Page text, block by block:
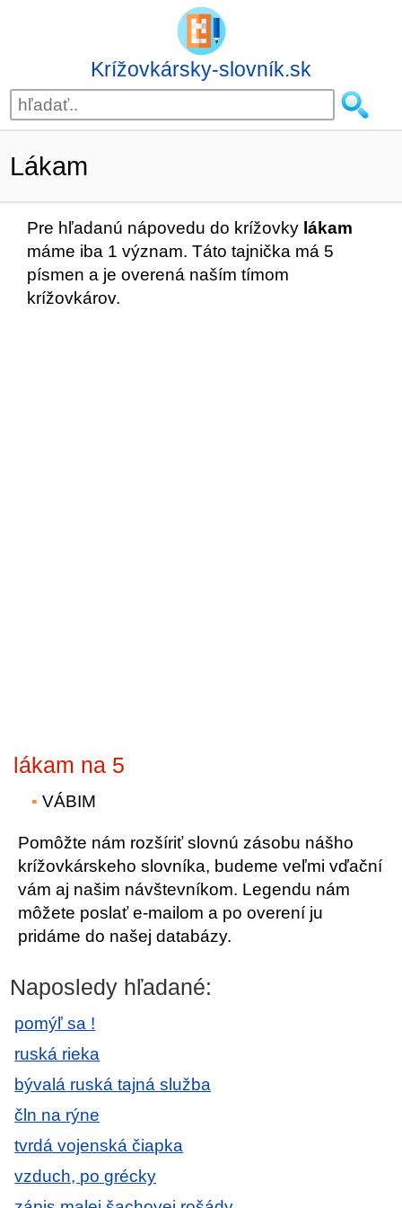
Krížovkársky-slovník.sk
Lákam
Pre hľadanú nápovedu do krížovky lákam
máme iba 1 význam. Táto tajnička má 5
písmen a je overená naším tímom
krížovkárov.
lákam na 5
VÁBIM
Pomôžte nám rozšíriť slovnú zásobu nášho
krížovkárskeho slovníka, budeme veľmi vďační
vám aj našim návštevníkom. Legendu nám
môžete poslať e-mailom a po overení ju
pridáme do našej databázy.
Naposledy hľadané:
pomýľ sa !
ruská rieka
bývalá ruská tajná služba
čln na rýne
tvrdá vojenská čiapka
vzduch, po grécky